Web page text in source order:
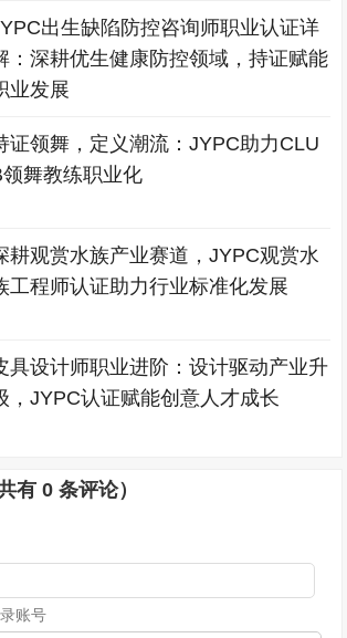
出生缺陷防控咨询师职业认证详
：深耕优生健康防控领域，持证赋能
业发展
证领舞，定义潮流：JYPC助力CLU
领舞教练职业化
耕观赏水族产业赛道，JYPC观赏水
工程师认证助力行业标准化发展
具设计师职业进阶：设计驱动产业升
，JYPC认证赋能创意人才成长
有0 条评论）
账号